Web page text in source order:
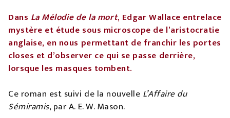
Dans La Mélodie de la mort, Edgar Wallace entrelace
mystère et étude sous microscope de l’aristocratie
anglaise, en nous permettant de franchir les portes
closes et d’observer ce qui se passe derrière,
lorsque les masques tombent.
Ce roman est suivi de la nouvelle L’Affaire du
Sémiramis, par A. E. W. Mason.